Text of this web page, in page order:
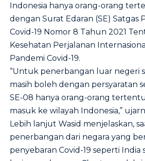
Indonesia hanya orang-orang
dengan Surat Edaran (SE) Satgas
Covid-19 Nomor 8 Tahun 2021
Kesehatan Perjalanan
Pandemi Covid-19.
“Untuk penerbangan luar negeri
masih boleh dengan persyaratan
SE-08 hanya orang-orang
masuk ke wilayah Indonesia,”
Lebih lanjut Wasid menjelaskan,
penerbangan dari negara yang
penyebaran Covid-19 seperti India